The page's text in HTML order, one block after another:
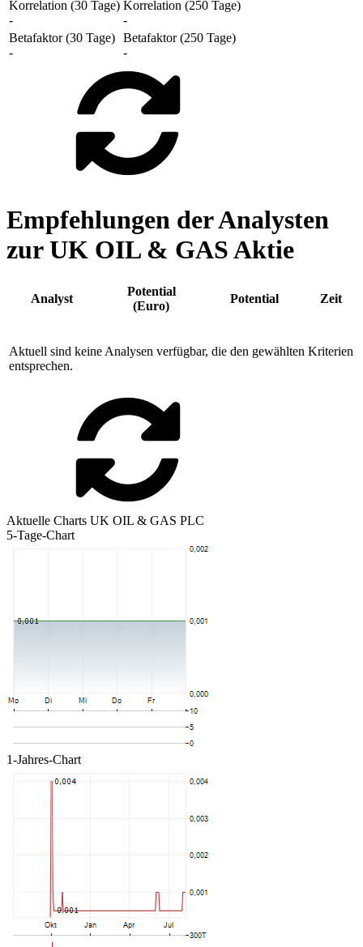
Korrelation (30 Tage)
-
Korrelation (250 Tage)
-
Betafaktor (30 Tage)
-
Betafaktor (250 Tage)
-
Empfehlungen der Analysten
zur UK OIL & GAS Aktie
Analyst
Potential
(Euro)
Potential Zeit
Aktuell sind keine Analysen verfügbar, die den gewählten Kriterien
entsprechen.
Aktuelle Charts UK OIL & GAS PLC
5-Tage-Chart
1-Jahres-Chart